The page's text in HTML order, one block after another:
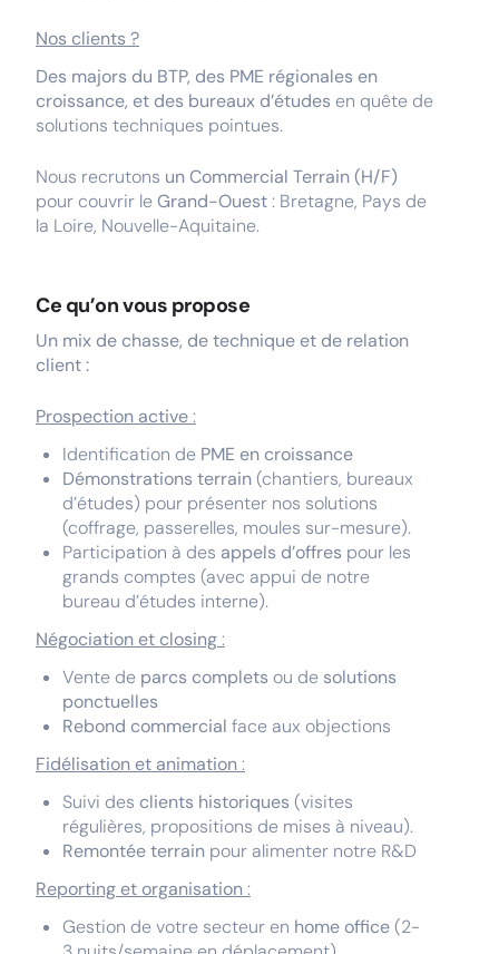
Nos clients ?
Des majors du BTP, des PME régionales en
croissance, et des bureaux d’études en quête de
solutions techniques pointues.
Nous recrutons un Commercial Terrain (H/F)
pour couvrir leGrand-Ouest: Bretagne, Pays de
la Loire, Nouvelle-Aquitaine.
Ce qu’on vous propose
Un mix de chasse, de technique et de relation
client :
Prospection active:
Identification de PME en croissance
Démonstrations terrain(chantiers, bureaux
d’études) pour présenter nos solutions
(coffrage, passerelles, moules sur-mesure).
Participation à des appels d’offres pour les
grands comptes (avec appui de notre
bureau d’études interne).
Négociation et closing:
Vente de parcs complets ou de solutions
ponctuelles
Rebond commercial face aux objections
Fidélisation et animation:
Suivi des clients historiques (visites
régulières, propositions de mises à niveau).
Remontée terrain pour alimenter notre R&D
Reporting et organisation:
Gestion de votre secteur en home office(2-